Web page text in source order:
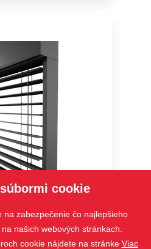
cookie
na zabezpečenie čo najlepšieho
našich webových stránkach.
cookie nájdete na stránke Viac